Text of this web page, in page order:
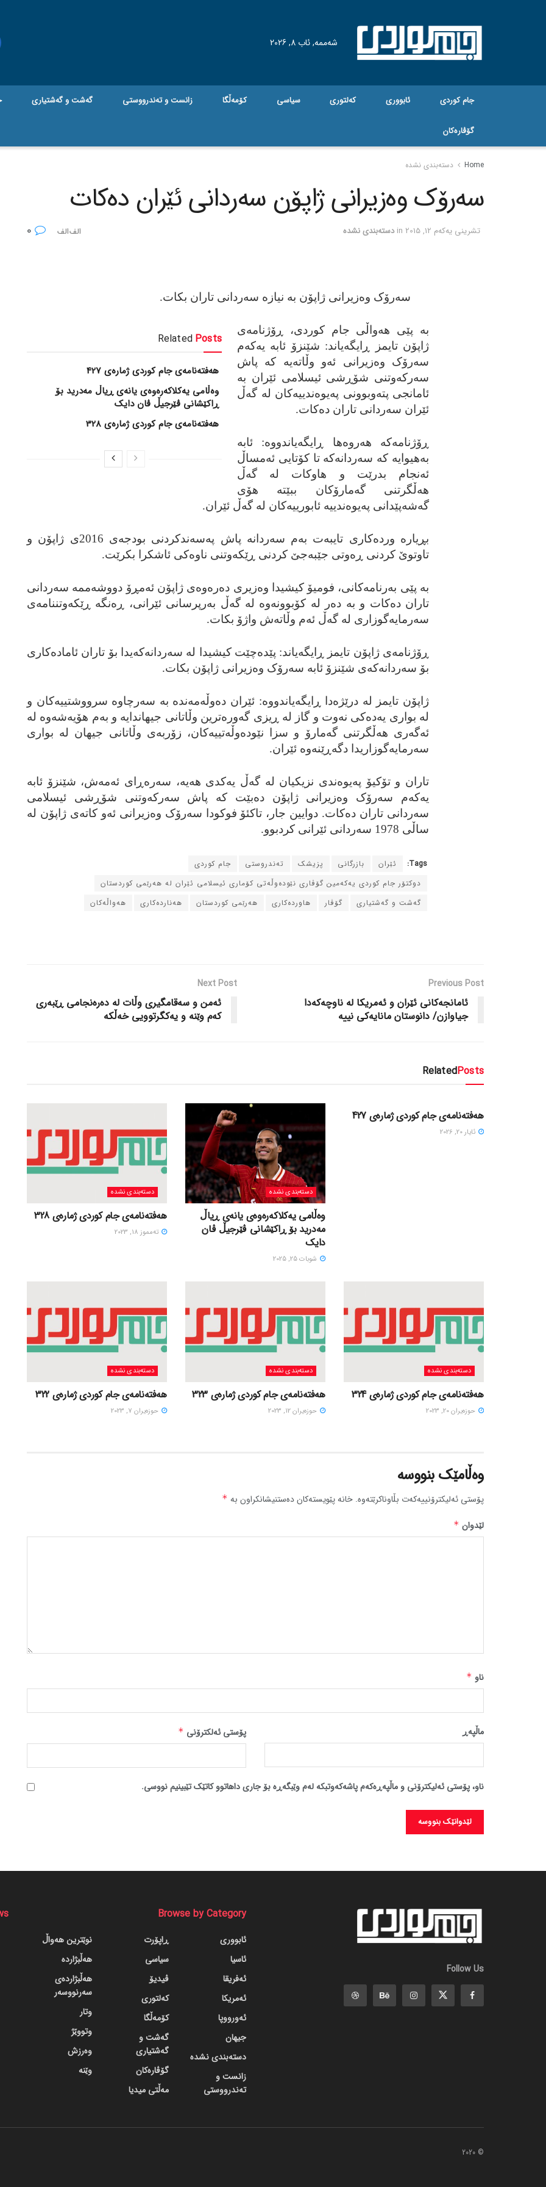
شەممە, ئاب 8, 2026
جام کوردی ئابووری کەلتوری سیاسی کۆمەڵگا زانست و تەندرووستی گه‌شت و گه‌شتیاری
گۆڤاره‌کان
Home دسته‌بندی نشده
سه‌رۆک وه‌زیرانی ژاپۆن سه‌ردانی ئێران ده‌کات
تشرینی یه‌كه‌م 12, 2015 in دسته‌بندی نشده
سه‌رۆک وه‌زیرانی ژاپۆن به‌ نیازه‌ سه‌ردانی تاران بکات.
Related Posts
هەفتەنامەی جام کوردی ژمارەی 427
وەڵامی یەکلاکەرەوەی یانەی ڕیاڵ مەدرید بۆ
ڕاکێشانی ڤێرجیڵ ڤان دایک
هەفتەنامەی جام کوردی ژمارەی 328
به‌ پێی هه‌واڵی جام کوردی، ڕۆژنامه‌ی
ژاپۆن تایمز ڕایگه‌یاند: شێنزۆ ئابه‌ یه‌که‌م
سه‌رۆک وه‌زیرانی ئه‌و وڵاته‌یه‌ که‌ پاش
سه‌رکه‌وتنی شۆڕشی ئیسلامی ئێران به‌
ئامانجی پته‌وبوونی په‌یوه‌ندییه‌کان له‌ گه‌ڵ
ئێران سه‌ردانی تاران ده‌کات.
ڕۆژنامه‌که‌ هه‌روه‌ها ڕایگه‌یاندووه‌: ئابه‌
به‌هیوایه‌ که‌ سه‌ردانه‌که‌ تا کۆتایی ئه‌مساڵ
ئه‌نجام بدرێت و هاوکات له‌ گه‌ڵ
هه‌ڵگرتنی گه‌مارۆکان ببێته‌ هۆی
گه‌شه‌پێدانی په‌یوه‌ندییه‌ ئابورییه‌کان له‌ گه‌ڵ ئێران.
بڕیاره‌ ورده‌کاری تایبه‌ت به‌م سه‌ردانه‌ پاش په‌سه‌ندکردنی بودجه‌ی 2016ی ژاپۆن و
تاوتوێ کردنی ڕه‌وتی جێبه‌جێ کردنی ڕێکه‌وتنی ناوه‌کی ئاشکرا بکرێت.
به‌ پێی به‌رنامه‌کانی، فومیۆ کیشیدا وه‌زیری ده‌ره‌وه‌ی ژاپۆن ئه‌مڕۆ دووشه‌ممه‌ سه‌ردانی
تاران ده‌کات و به‌ ده‌ر له‌ کۆبوونه‌وه‌ له‌ گه‌ڵ به‌رپرسانی ئێرانی، ڕه‌نگه‌ ڕێکه‌وتننامه‌ی
سه‌رمایه‌گوزاری له‌ گه‌ڵ ئه‌م وڵاته‌ش واژۆ بکات.
ڕۆژنامه‌ی ژاپۆن تایمز ڕایگه‌یاند: پێده‌چێت کیشیدا له‌ سه‌ردانه‌که‌یدا بۆ تاران ئاماده‌کاری
بۆ سه‌ردانه‌که‌ی شێنزۆ ئابه‌ سه‌رۆک وه‌زیرانی ژاپۆن بکات.
ژاپۆن تایمز له‌ درێژه‌دا ڕایگه‌یاندووه‌: ئێران ده‌وڵه‌مه‌نده‌ به‌ سه‌رچاوه‌ سرووشتییه‌کان و
له‌ بواری یه‌ده‌کی نه‌وت و گاز له‌ ڕیزی گه‌وره‌ترین وڵاتانی جیهاندایه‌ و به‌م هۆیه‌شه‌وه‌ له‌
ئه‌گه‌ری هه‌ڵگرتنی گه‌مارۆ و سزا نێوده‌وڵه‌تییه‌کان، زۆربه‌ی وڵاتانی جیهان له‌ بواری
سه‌رمایه‌گوزاریدا دگه‌ڕێنه‌وه‌ ئێران.
تاران و تۆکیۆ په‌یوه‌ندی نزیکیان له‌ گه‌ڵ یه‌کدی هه‌یه‌، سه‌ره‌ڕای ئه‌مه‌ش، شێنزۆ ئابه‌
یه‌که‌م سه‌رۆک وه‌زیرانی ژاپۆن ده‌بێت که‌ پاش سه‌رکه‌وتنی شۆڕشی ئیسلامی
سه‌ردانی تاران ده‌کات. دوایین جار، تاکئۆ فوکودا سه‌رۆک وه‌زیرانی ئه‌و کاته‌ی ژاپۆن له‌
ساڵی 1978 سه‌ردانی ئێرانی کردبوو.
Tags: ئێران بازرگانی پزیشک ته‌ندروستی
جام کوردی
دوکتۆر جام کوردی یه‌که‌مین گۆڤاری نێوده‌وڵه‌تی کۆماری ئیسلامی ئێران له‌ هه‌رێمی کوردستان
گه‌شت و گه‌شتیاری
گۆڤار هاورده‌کاری هه‌رێمی کوردستان هه‌نارده‌کاری هه‌واڵه‌کان
Previous Post
ئامانجه‌کانی ئێران و ئه‌مریکا له‌ ناوچه‌که‌دا
جیاوازن/ دانوستان مانایه‌کی نییه‌
Next Post
ئه‌من و سه‌قامگیری وڵات له‌ ده‌ره‌نجامی ڕێبه‌ری
که‌م وێنه‌ و یه‌کگرتوویی خه‌ڵکه‌
RelatedPosts
هەفتەنامەی جام کوردی ژمارەی 427
ئایار 20, 2026
دسته‌بندی نشده
وەڵامی یەکلاکەرەوەی یانەی ڕیاڵ
مەدرید بۆ ڕاکێشانی ڤێرجیڵ ڤان
دایک
شوبات 25, 2025
دسته‌بندی نشده
هەفتەنامەی جام کوردی ژمارەی 328
ته‌مموز 18, 2023
دسته‌بندی نشده
هەفتەنامەی جام کوردی ژمارەی 324
حوزه‌یران 20, 2023
دسته‌بندی نشده
هەفتەنامەی جام کوردی ژمارەی 323
حوزه‌یران 12, 2023
دسته‌بندی نشده
هەفتەنامەی جام کوردی ژمارەی 322
حوزه‌یران 7, 2023
وەڵامێک بنووسە
پۆستی ئەلیکترۆنییەکەت بڵاوناکرێتەوە. خانە پێویستەکان دەستنیشانکراون بە *
لێدوان *
ناو *
پۆستی ئەلکترۆنی * ماڵپه‌ڕ
ناو، پۆستی ئەلیکترۆنی و ماڵپەڕەکەم پاشەکەوتبکە لەم وێبگەڕە بۆ جاری داهاتوو کاتێک تێبینیم نووسی.
Follow Us
Browse by Category
ئابووری
ئاسیا
ئەفریقا
ئەمریکا
ئەورووپا
جیهان
دسته‌بندی نشده
زانست و
تەندرووستی
ڕاپۆرت
سیاسی
ڤیدیۆ
کەلتوری
کۆمەڵگا
گه‌شت و
گه‌شتیاری
گۆڤاره‌کان
مەڵتی میدیا
نوێترین هەواڵ
هەڵبژاردە
هەڵبژاردەی
سەرنووسەر
وتار
وتووێژ
وەرزش
وێنە
© 2020